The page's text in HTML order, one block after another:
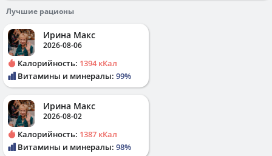
Лучшие рационы
Ирина Макс
2026-08-06
Калорийность: 1394 кКал
Витамины и минералы: 99%
Ирина Макс
2026-08-02
Калорийность: 1387 кКал
Витамины и минералы: 98%